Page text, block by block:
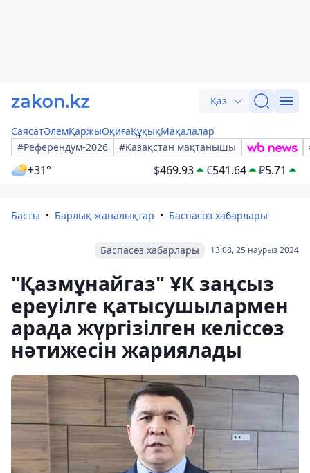
Қаз
СаясатӘлемҚаржыОқиғаҚұқықМақалалар
#Референдум-2026
#Қазақстан мақтанышы
+31° $469.93 €541.64 ₽5.71
Басты Барлық жаңалықтар Баспасөз хабарлары
13:08, 25 наурыз 2024
Баспасөз хабарлары
"Қазмұнайгаз" ҰК заңсыз
ереуілге қатысушылармен
арада жүргізілген келіссөз
нәтижесін жариялады